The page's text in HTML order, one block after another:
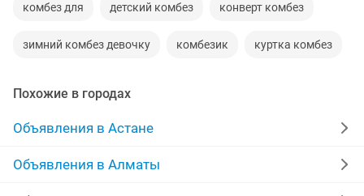
комбез для детский комбез конверт комбез
зимний комбез девочку комбезик куртка комбез
Похожие в городах
Объявления в Астане
Объявления в Алматы